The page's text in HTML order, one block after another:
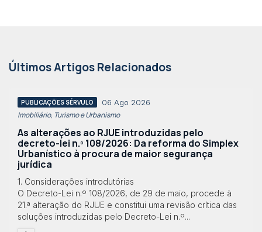
Últimos Artigos Relacionados
PUBLICAÇÕES SÉRVULO 06 Ago 2026
Imobiliário, Turismo e Urbanismo
As alterações ao RJUE introduzidas pelo
decreto-lei n.º 108/2026: Da reforma do Simplex
Urbanístico à procura de maior segurança
jurídica
1. Considerações introdutórias
O Decreto-Lei n.º 108/2026, de 29 de maio, procede à
21.ª alteração do RJUE e constitui uma revisão crítica das
soluções introduzidas pelo Decreto-Lei n.º...